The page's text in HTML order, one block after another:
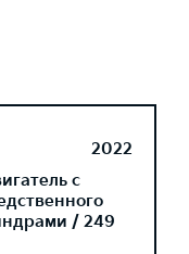
2022
с
/ 249